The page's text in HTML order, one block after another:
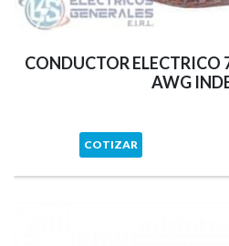
CONDUCTOR ELECTRICO
AWG
COTIZAR